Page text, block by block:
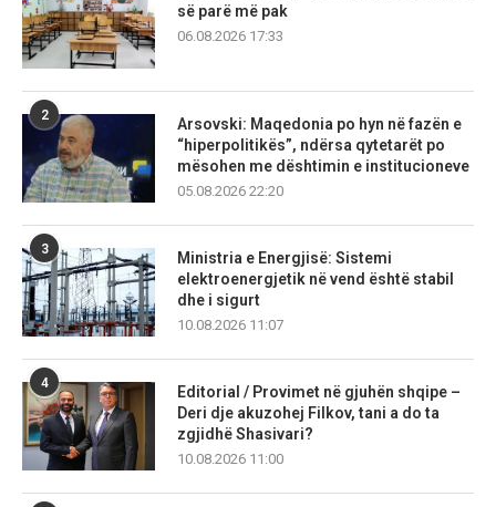
së parë më pak
06.08.2026 17:33
2
Arsovski: Maqedonia po hyn në fazën e
“hiperpolitikës”, ndërsa qytetarët po
mësohen me dështimin e institucioneve
05.08.2026 22:20
3
Ministria e Energjisë: Sistemi
elektroenergjetik në vend është stabil
dhe i sigurt
10.08.2026 11:07
4
Editorial / Provimet në gjuhën shqipe –
Deri dje akuzohej Filkov, tani a do ta
zgjidhë Shasivari?
10.08.2026 11:00